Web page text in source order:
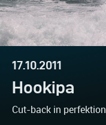
17.10.2011
Hookipa
Cut-back in perfektion